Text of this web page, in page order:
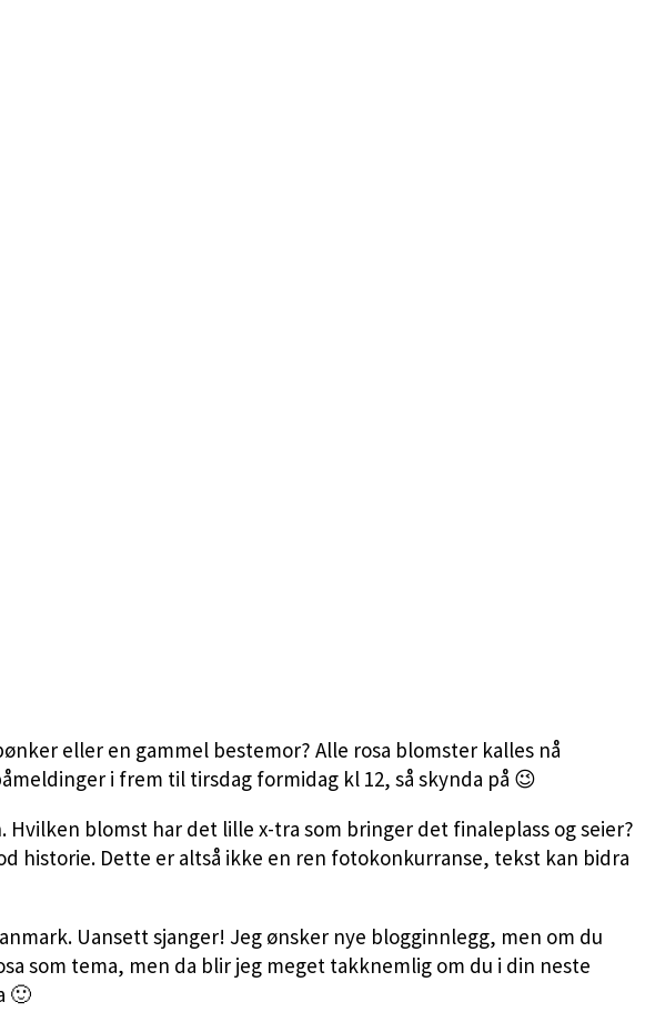
eller en gammel bestemor? Alle rosa blomster kalles nå
i frem til tirsdag formidag kl 12, så skynda på 😉
blomst har det lille x-tra som bringer det finaleplass og seier?
historie. Dette er altså ikke en ren fotokonkurranse, tekst kan bidra
Uansett sjanger! Jeg ønsker nye blogginnlegg, men om du
som tema, men da blir jeg meget takknemlig om du i din neste
🙂